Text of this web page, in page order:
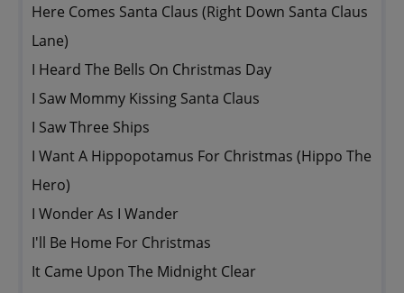
Here Comes Santa Claus (Right Down Santa Claus
Lane)
I Heard The Bells On Christmas Day
I Saw Mommy Kissing Santa Claus
I Saw Three Ships
I Want A Hippopotamus For Christmas (Hippo The
Hero)
I Wonder As I Wander
I'll Be Home For Christmas
It Came Upon The Midnight Clear